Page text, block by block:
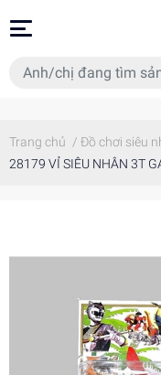
Trang chủ / Đồ chơi siêu
28179 VỈ SIÊU NHÂN 3T